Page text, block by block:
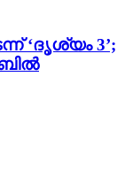
‘ദൃശ്യം 3’;